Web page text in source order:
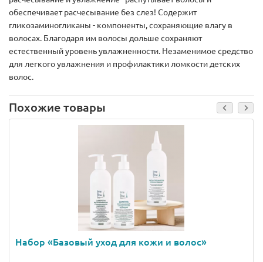
обеспечивает расчесывание без слез! Содержит
гликозаминогликаны - компоненты, сохраняющие влагу в
волосах. Благодаря им волосы дольше сохраняют
естественный уровень увлажненности. Незаменимое средство
для легкого увлажнения и профилактики ломкости детских
волос.
Похожие товары
Набор «Базовый уход для кожи и волос»